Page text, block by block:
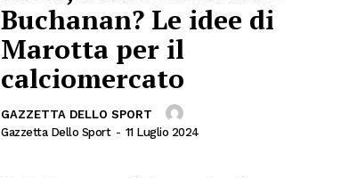
Buchanan? Le idee di
Marotta per il
calciomercato
GAZZETTA DELLO SPORT
Gazzetta Dello Sport - 11 Luglio 2024